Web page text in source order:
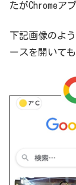
たがChromeア
下記画像のよ
ースを開いても